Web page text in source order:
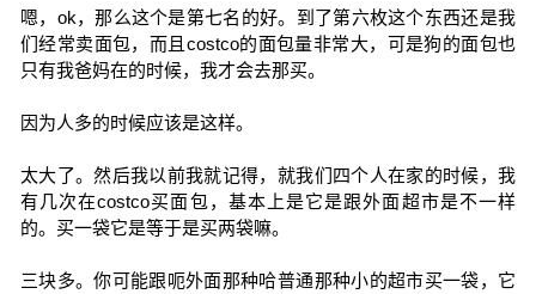
嗯，ok，那么这个是第七名的好。到了第六枚这个东西还是我
们经常卖面包，而且costco的面包量非常大，可是狗的面包也
只有我爸妈在的时候，我才会去那买。
因为人多的时候应该是这样。
太大了。然后我以前我就记得，就我们四个人在家的时候，我
有几次在costco买面包，基本上是它是跟外面超市是不一样
的。买一袋它是等于是买两袋嘛。
三块多。你可能跟呃外面那种哈普通那种小的超市买一袋，它